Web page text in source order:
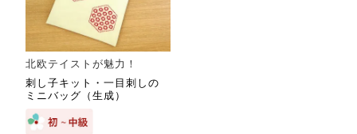
北欧テイストが魅力！
刺し子キット・一目刺しの
ミニバッグ（生成）